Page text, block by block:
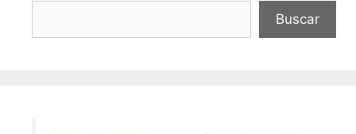
Buscar